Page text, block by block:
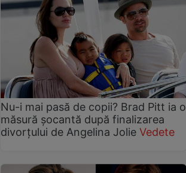
Nu-i mai pasă de copii? Brad Pitt ia o
măsură șocantă după finalizarea
divorțului de Angelina Jolie Vedete